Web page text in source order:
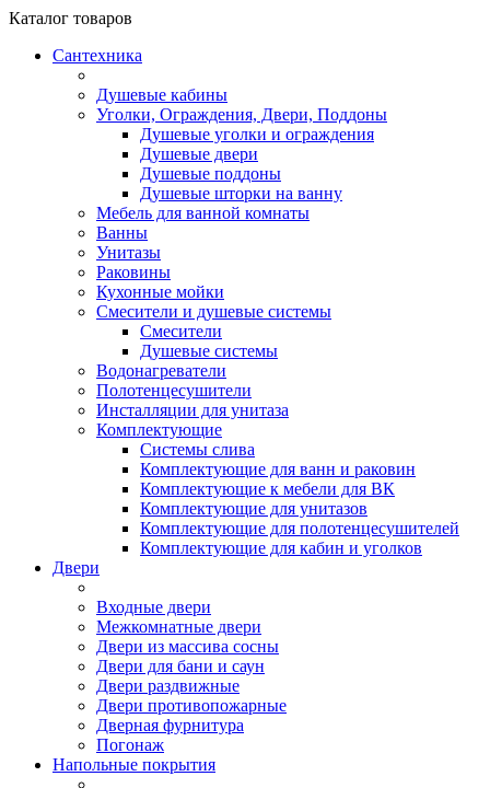
Каталог товаров
Сантехника
Душевые кабины
Уголки, Ограждения, Двери, Поддоны
Душевые уголки и ограждения
Душевые двери
Душевые поддоны
Душевые шторки на ванну
Мебель для ванной комнаты
Ванны
Унитазы
Раковины
Кухонные мойки
Смесители и душевые системы
Смесители
Душевые системы
Водонагреватели
Полотенцесушители
Инсталляции для унитаза
Комплектующие
Системы слива
Комплектующие для ванн и раковин
Комплектующие к мебели для ВК
Комплектующие для унитазов
Комплектующие для полотенцесушителей
Комплектующие для кабин и уголков
Двери
Входные двери
Межкомнатные двери
Двери из массива сосны
Двери для бани и саун
Двери раздвижные
Двери противопожарные
Дверная фурнитура
Погонаж
Напольные покрытия